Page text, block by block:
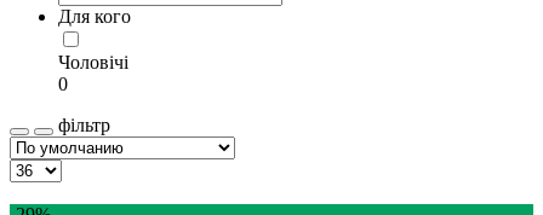
Для кого
Чоловічі
0
фільтр